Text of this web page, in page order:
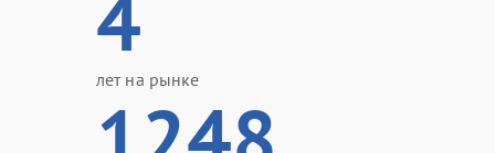
4
лет на рынке